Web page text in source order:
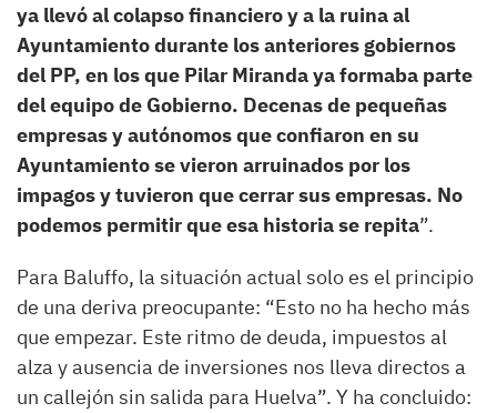
ya llevó al colapso financiero y a la ruina al
Ayuntamiento durante los anteriores gobiernos
del PP, en los que Pilar Miranda ya formaba parte
del equipo de Gobierno. Decenas de pequeñas
empresas y autónomos que confiaron en su
Ayuntamiento se vieron arruinados por los
impagos y tuvieron que cerrar sus empresas. No
podemos permitir que esa historia se repita”.
Para Baluffo, la situación actual solo es el principio
de una deriva preocupante: “Esto no ha hecho más
que empezar. Este ritmo de deuda, impuestos al
alza y ausencia de inversiones nos lleva directos a
un callejón sin salida para Huelva”. Y ha concluido: